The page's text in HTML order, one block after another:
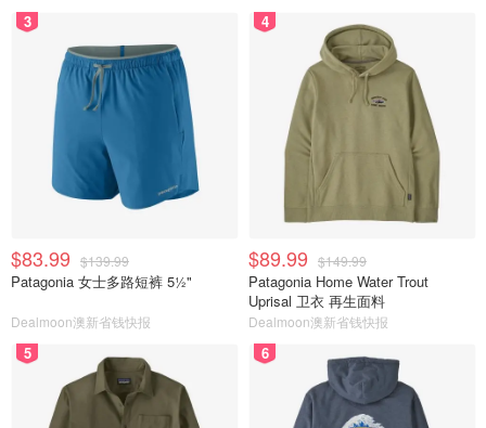
3
$83.99 $139.99
Patagonia 女士多路短裤 5½"
Dealmoon澳新省钱快报
4
$89.99 $149.99
Patagonia Home Water Trout
Uprisal 卫衣 再生面料
Dealmoon澳新省钱快报
5 6